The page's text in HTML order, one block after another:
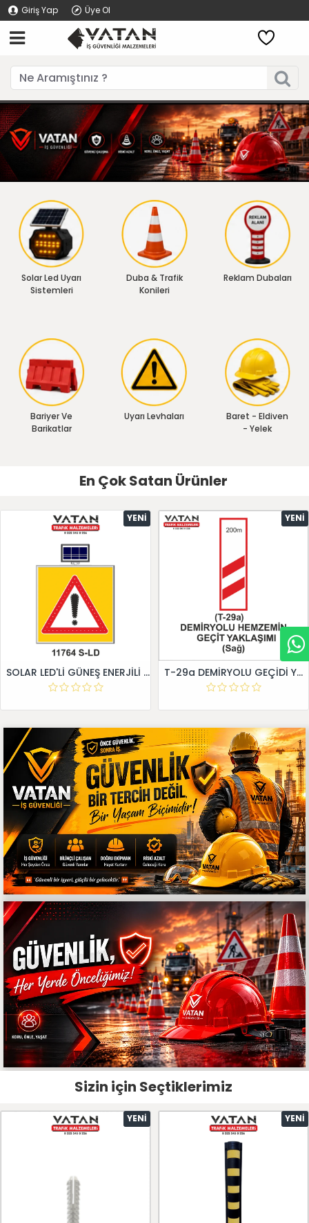
Giriş Yap Üye Ol
Solar Led Uyarı
Sistemleri
Duba & Trafik
Konileri
Reklam Dubaları
Bariyer Ve
Barikatlar
Uyarı Levhaları
Baret - Eldiven
- Yelek
En Çok Satan Ürünler
YENI
SOLAR LED'Lİ GÜNEŞ ENERJİLİ LEVHA
YENI
T-29a DEMİRYOLU GEÇİDİ YAKLAŞIM LEVHALARI (Sağ)
Sizin için Seçtiklerimiz
YENI YENI